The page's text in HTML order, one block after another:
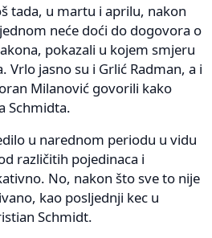
tada, u martu i aprilu, nakon
neće doći do dogovora o
pokazali u kojem smjeru
Vrlo jasno su i Grlić Radman, a i
Milanović govorili kako
Schmidta.
u narednom periodu u vidu
različitih pojedinaca i
No, nakon što sve to nije
kao posljednji kec u
Schmidt.